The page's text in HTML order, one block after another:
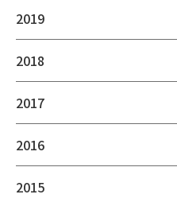
2019
2018
2017
2016
2015